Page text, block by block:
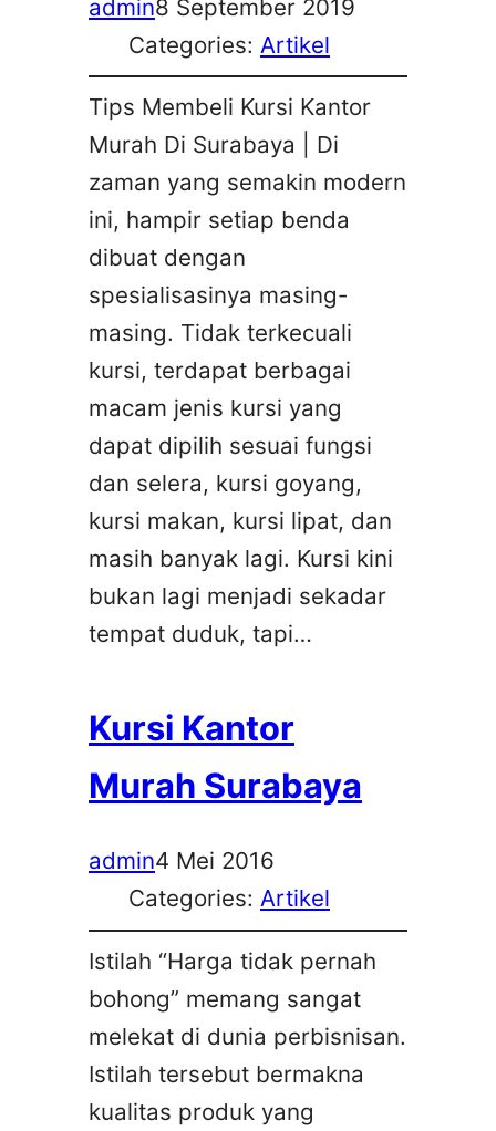
admin8 September 2019
Categories: Artikel
Tips Membeli Kursi Kantor
Murah Di Surabaya | Di
zaman yang semakin modern
ini, hampir setiap benda
dibuat dengan
spesialisasinya masing-
masing. Tidak terkecuali
kursi, terdapat berbagai
macam jenis kursi yang
dapat dipilih sesuai fungsi
dan selera, kursi goyang,
kursi makan, kursi lipat, dan
masih banyak lagi. Kursi kini
bukan lagi menjadi sekadar
tempat duduk, tapi…
Kursi Kantor
Murah Surabaya
admin4 Mei 2016
Categories: Artikel
Istilah “Harga tidak pernah
bohong” memang sangat
melekat di dunia perbisnisan.
Istilah tersebut bermakna
kualitas produk yang